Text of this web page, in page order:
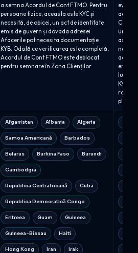
a semna Acordul de Cont FTMO. Pentru
persoane fizice, aceasta este KYC și
necesită, de obicei, un act de identitate
emis de guvern și dovada adresei.
Afacerile pot necesita documentație
KYB. Odată ce verificarea este completă,
Acordul de Cont FTMO este deblocat
pentru semnare în Zona Clienților.
un
emise
raport
plățile
Afganistan Albania Algeria
Samoa Americană Barbados
Belarus Burkina Faso Burundi
Cambodgia
Republica Centrafricană Cuba
Republica Democratică Congo
Eritreea Guam Guineea
Guineea-Bissau Haiti
Hong Kong Iran Irak